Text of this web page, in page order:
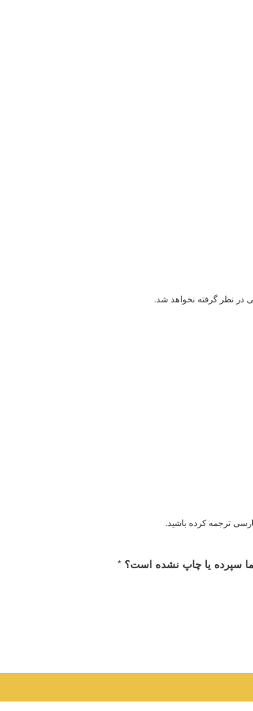
در نظر گرفته نخواهد شد.
ترجمه کرده باشید.
سپرده یا چاپ نشده است؟ *